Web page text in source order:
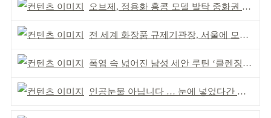
오브제, 정용화 홍콩 모델 발탁 중화권 공략 강화
전 세계 화장품 규제기관장, 서울에 모인다
폭염 속 넓어진 남성 세안 루틴 ‘클렌징’ 거래액 급증
인공눈물 아닙니다 … 눈에 넣었다간 각막 손상